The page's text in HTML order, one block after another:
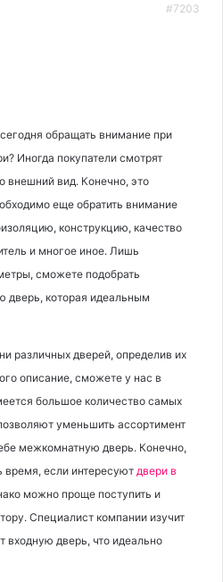
#7203
обращать внимание при
Иногда покупатели смотрят
внешний вид. Конечно, это
еще обратить внимание
конструкцию, качество
и многое иное. Лишь
сможете подобрать
дверь, которая идеальным
различных дверей, определив их
описание, сможете у нас в
большое количество самых
уменьшить ассортимент
межкомнатную дверь. Конечно,
время, если интересуют двери в
можно проще поступить и
Специалист компании изучит
входную дверь, что идеально